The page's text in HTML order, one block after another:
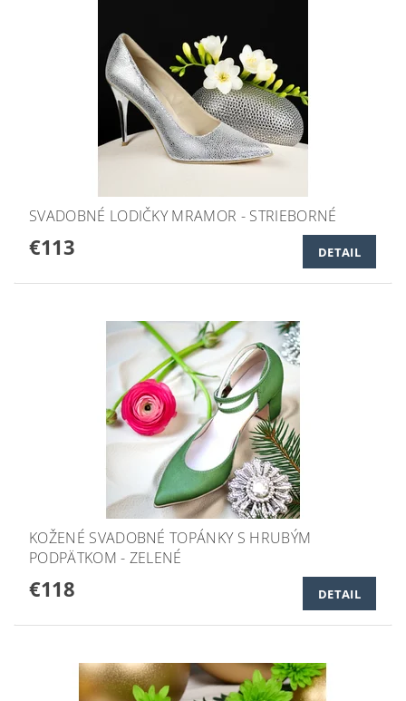
SVADOBNÉ LODIČKY MRAMOR - STRIEBORNÉ
€113 DETAIL
KOŽENÉ SVADOBNÉ TOPÁNKY S HRUBÝM
PODPÄTKOM - ZELENÉ
€118 DETAIL